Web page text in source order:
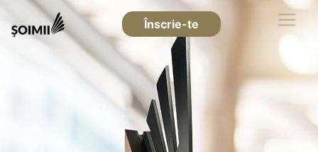
Înscrie-te